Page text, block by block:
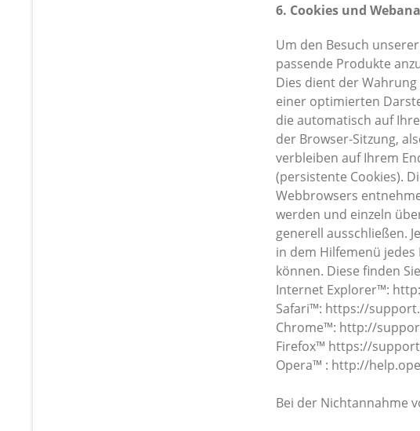
6. Cookies und
Um den Besuch
passende Produkte
Dies dient der
einer optimierten
die automatisch auf
der Browser-Sitzung,
verbleiben auf Ihrem
(persistente Cookies).
Webbrowsers
werden und einzeln
generell ausschließen.
in dem Hilfemenü
können. Diese finden
Internet Explorer™:
Safari™: https://
Chrome™: http://
Firefox™ https://
Opera™ : http://
Bei der Nichtannahme